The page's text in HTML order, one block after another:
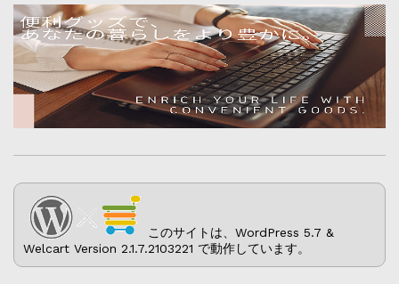
このサイトは、WordPress 5.7 &
Welcart Version 2.1.7.2103221 で動作しています。